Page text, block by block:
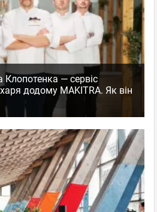
Клопотенка — сервіс
додому MAKITRA. Як він